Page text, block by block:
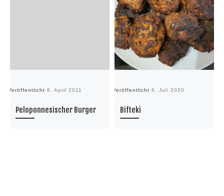
Veröffentlicht 8. April 2011
Peloponnesischer Burger
Veröffentlicht 6. Juli 2020
Bifteki